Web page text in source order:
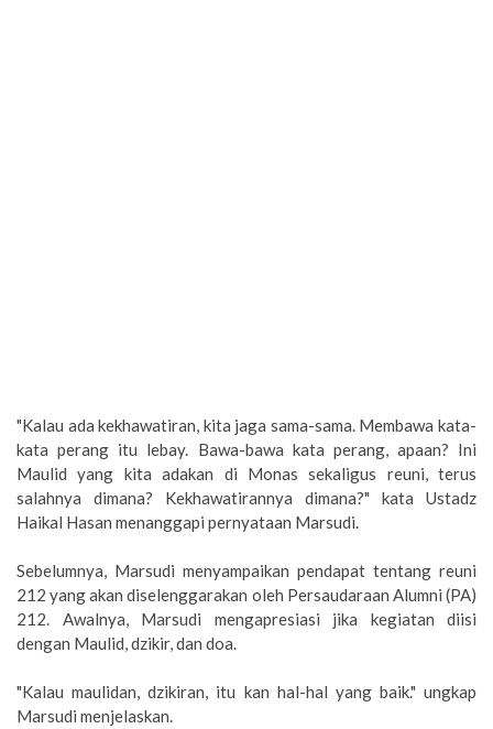
"Kalau ada kekhawatiran, kita jaga sama-sama. Membawa kata-
kata perang itu lebay. Bawa-bawa kata perang, apaan? Ini
Maulid yang kita adakan di Monas sekaligus reuni, terus
salahnya dimana? Kekhawatirannya dimana?" kata Ustadz
Haikal Hasan menanggapi pernyataan Marsudi.
Sebelumnya, Marsudi menyampaikan pendapat tentang reuni
212 yang akan diselenggarakan oleh Persaudaraan Alumni (PA)
212. Awalnya, Marsudi mengapresiasi jika kegiatan diisi
dengan Maulid, dzikir, dan doa.
"Kalau maulidan, dzikiran, itu kan hal-hal yang baik." ungkap
Marsudi menjelaskan.